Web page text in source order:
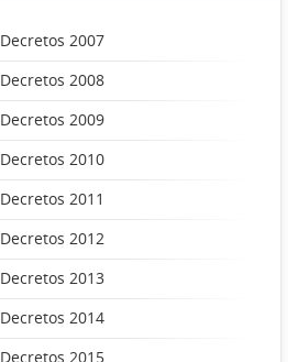
Decretos 2007
Decretos 2008
Decretos 2009
Decretos 2010
Decretos 2011
Decretos 2012
Decretos 2013
Decretos 2014
Decretos 2015